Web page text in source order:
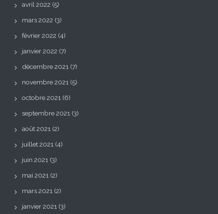
avril 2022 (5)
mars 2022 (3)
février 2022 (4)
janvier 2022 (7)
décembre 2021 (7)
novembre 2021 (5)
octobre 2021 (6)
septembre 2021 (3)
août 2021 (2)
juillet 2021 (4)
juin 2021 (3)
mai 2021 (2)
mars 2021 (2)
janvier 2021 (3)